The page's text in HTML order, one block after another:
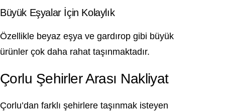
Büyük Eşyalar İçin Kolaylık
Özellikle beyaz eşya ve gardırop gibi büyük
ürünler çok daha rahat taşınmaktadır.
Çorlu Şehirler Arası Nakliyat
Çorlu’dan farklı şehirlere taşınmak isteyen